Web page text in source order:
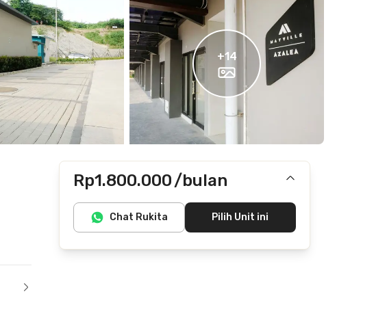
+14
Rp1.800.000/bulan
Termasuk IPL
Tidak termasuk internet/wifi, listrik, air
Chat Rukita Pilih Unit ini